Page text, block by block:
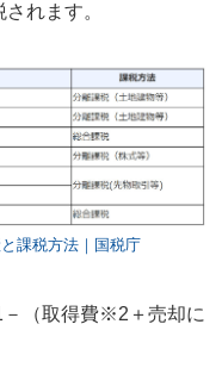
れます。
課税方法｜国税庁
（取得費※2＋売却に